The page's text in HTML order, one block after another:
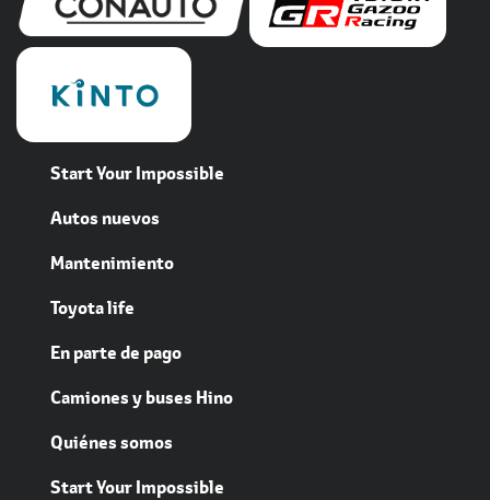
Start Your Impossible
Autos nuevos
Mantenimiento
Toyota life
En parte de pago
Camiones y buses Hino
Quiénes somos
Start Your Impossible